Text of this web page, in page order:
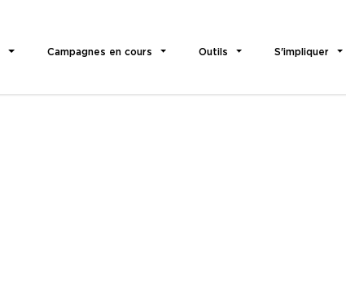
Campagnes en cours Outils S'impliquer